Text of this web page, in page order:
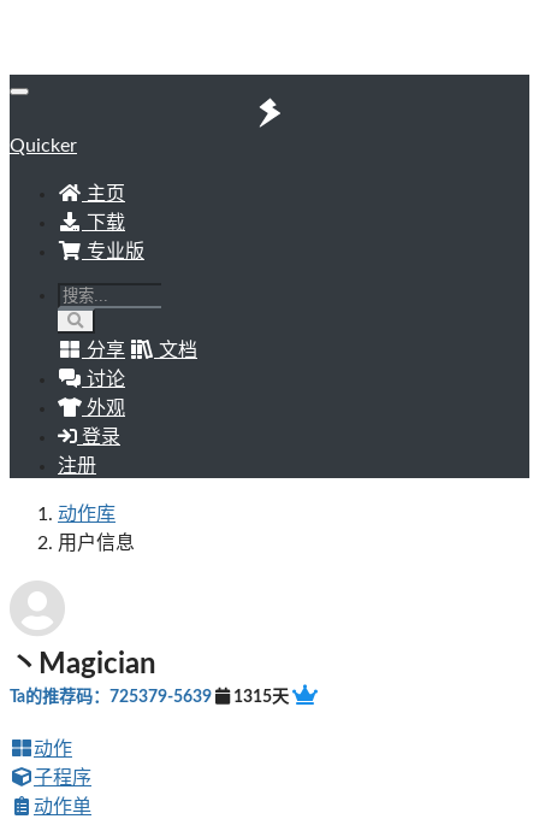
Quicker
主页
下载
专业版
分享
文档
讨论
外观
登录
注册
动作库
用户信息
丶Magician
Ta的推荐码：725379-5639 1315天
动作
子程序
动作单